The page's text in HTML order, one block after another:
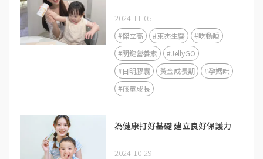
2024-11-05
#傑立高 #東杰生醫
#吃動睡
#關鍵營養素
#JellyGO
#日明膠囊
黃金成長期
#孕媽咪
#孩童成長
為健康打好基礎 建立良好保護力
2024-10-29